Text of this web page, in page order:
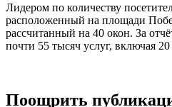
Лидером по количеству
расположенный на площади
рассчитанный на 40 окон. За
почти 55 тысяч услуг, включая
Поощрить